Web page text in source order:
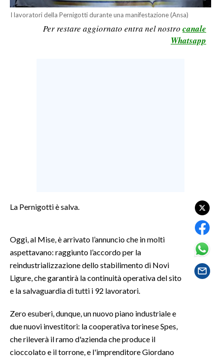
BANDI
SPORT IN SARDEGNA
GOSSIP
SALUTE
SARDEGNA TURISMO
SARDI NEL MONDO
NOTIZIE
EVENTI
I lavoratori della Pernigotti durante una manifestazione (Ansa)
Per restare aggiornato entra nel nostro canale
Whatsapp
La Pernigotti è salva.
Oggi, al Mise, è arrivato l’annuncio che in molti
aspettavano: raggiunto l’accordo per la
reindustrializzazione dello stabilimento di Novi
Ligure, che garantirà la continuità operativa del sito
e la salvaguardia di tutti i 92 lavoratori.
Zero esuberi, dunque, un nuovo piano industriale e
due nuovi investitori: la cooperativa torinese Spes,
che rileverà il ramo d'azienda che produce il
cioccolato e il torrone, e l'imprenditore Giordano